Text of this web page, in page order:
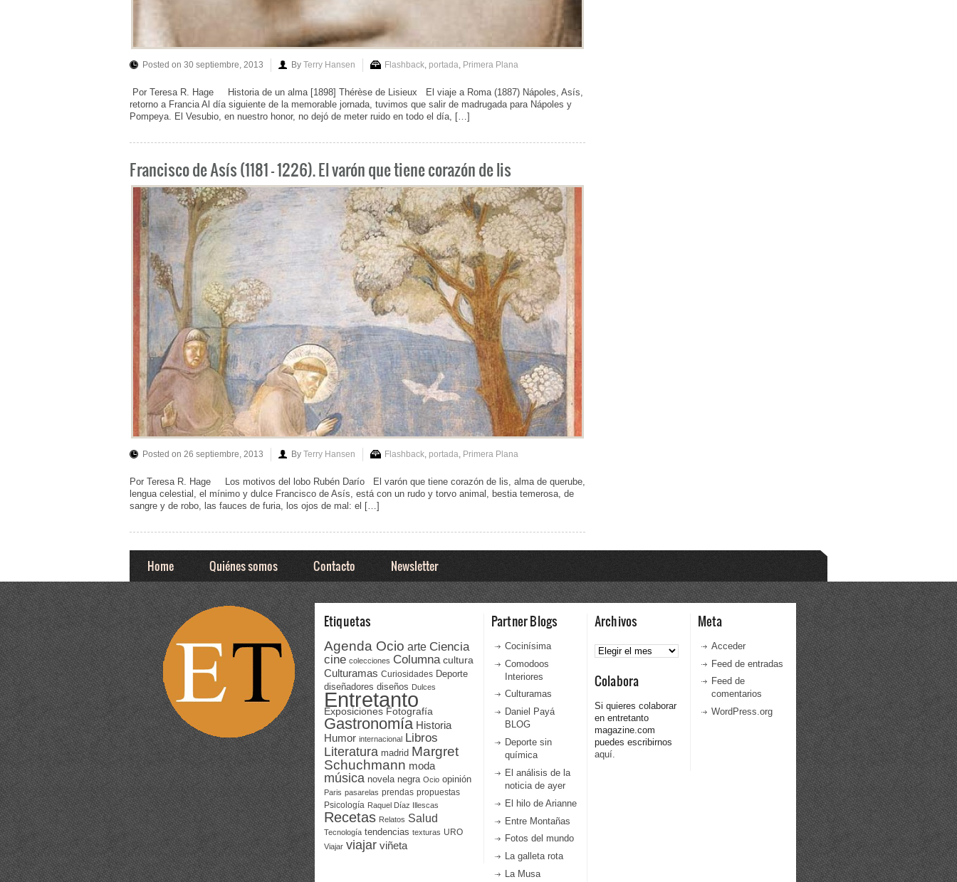
Posted on 30 septiembre, 2013 By Terry Hansen Flashback, portada, Primera Plana
Por Teresa R. Hage Historia de un alma [1898] Thérèse de Lisieux El viaje a Roma (1887) Nápoles, Asís,
retorno a Francia Al día siguiente de la memorable jornada, tuvimos que salir de madrugada para Nápoles y
Pompeya. El Vesubio, en nuestro honor, no dejó de meter ruido en todo el día, […]
Francisco de Asís (1181 – 1226). El varón que tiene corazón de lis
Posted on 26 septiembre, 2013 By Terry Hansen Flashback, portada, Primera Plana
Por Teresa R. Hage Los motivos del lobo Rubén Darío El varón que tiene corazón de lis, alma de querube,
lengua celestial, el mínimo y dulce Francisco de Asís, está con un rudo y torvo animal, bestia temerosa, de
sangre y de robo, las fauces de furia, los ojos de mal: el […]
Home Quiénes somos Contacto Newsletter
Etiquetas
Agenda Ocio arte Ciencia
cine colecciones Columna cultura
Culturamas Curiosidades Deporte
diseñadores diseños Dulces
Entretanto
Exposiciones Fotografía
Gastronomía Historia
Humor internacional Libros
Literatura madrid Margret
Schuchmann moda
música novela negra Ocio opinión
Paris pasarelas prendas propuestas
Psicología Raquel Díaz Illescas
Recetas Relatos Salud
Tecnología tendencias texturas URO
Viajar viajar viñeta
Partner Blogs
Cocinísima
Comodoos
Interiores
Culturamas
Daniel Payá
BLOG
Deporte sin
química
El análisis de la
noticia de ayer
El hilo de Arianne
Entre Montañas
Fotos del mundo
La galleta rota
La Musa
Archivos
Archivos
Colabora
Si quieres colaborar
en entretanto
magazine.com
puedes escribirnos
aquí.
Meta
Acceder
Feed de entradas
Feed de
comentarios
WordPress.org